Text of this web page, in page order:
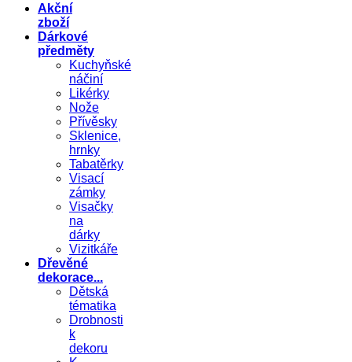
Akční
zboží
Dárkové
předměty
Kuchyňské
náčiní
Likérky
Nože
Přívěsky
Sklenice,
hrnky
Tabatěrky
Visací
zámky
Visačky
na
dárky
Vizitkáře
Dřevěné
dekorace...
Dětská
tématika
Drobnosti
k
dekoru